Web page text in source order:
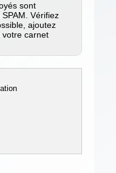
sont
Vérifiez
ajoutez
carnet